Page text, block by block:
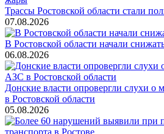
Трассы Ростовской области стали
07.08.2026
В Ростовской области начали
06.08.2026
Донские власти опровергли слухи о
в Ростовской области
05.08.2026